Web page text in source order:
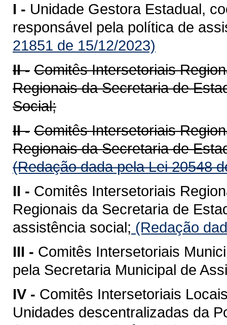
I - Unidade Gestora Estadual,
responsável pela política de
21851 de 15/12/2023)
II - Comitês Intersetoriais
Regionais da Secretaria de
Social;
II - Comitês Intersetoriais
Regionais da Secretaria de
(Redação dada pela Lei 20548
II - Comitês Intersetoriais
Regionais da Secretaria de
assistência social; (Redação
III - Comitês Intersetoriais
pela Secretaria Municipal de
IV - Comitês Intersetoriais
Unidades descentralizadas da